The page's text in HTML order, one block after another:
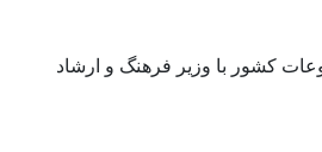
کشور با وزیر فرهنگ و ارشاد